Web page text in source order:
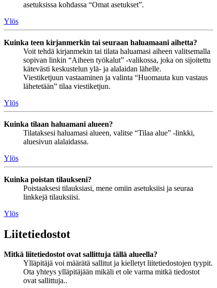
asetuksissa kohdassa “Omat asetukset”.
Ylös
Kuinka teen kirjanmerkin tai seuraan haluamaani aihetta?
Voit tehdä kirjanmekin tai tilata haluamasi aiheen valitsemalla
sopivan linkin “Aiheen työkalut” -valikossa, joka on sijoitettu
kätevästi keskustelun ylä- ja alalaidan lähelle.
Viestiketjuun vastaaminen ja valinta “Huomauta kun vastaus
lähetetään” tilaa viestiketjun.
Ylös
Kuinka tilaan haluamani alueen?
Tilataksesi haluamasi alueen, valitse “Tilaa alue” -linkki,
aluesivun alalaidassa.
Ylös
Kuinka poistan tilaukseni?
Poistaaksesi tilauksiasi, mene omiin asetuksiisi ja seuraa
linkkejä tilauksiisi.
Ylös
Liitetiedostot
Mitkä liitetiedostot ovat sallittuja tällä alueella?
Ylläpitäjä voi määrätä sallitut ja kielletyt liitetiedostojen tyypit.
Ota yhteys ylläpitäjään mikäli et ole varma mitkä tiedostot
ovat sallittuja..